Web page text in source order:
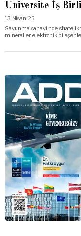
Üniversite İş
13.Nisan.26
Savunma sanayiinde stratejik
mineraller, elektronik